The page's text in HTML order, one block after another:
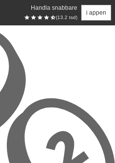
Handla snabbare
(13.2 tsd)
i appen